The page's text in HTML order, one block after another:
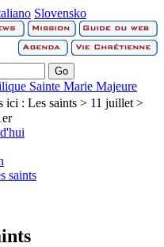
Slovensko
Sainte Marie Majeure
ici : Les saints > 11 juillet >
saints